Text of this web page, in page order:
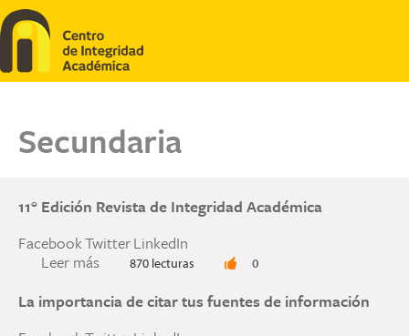
Pasar al contenido principal
Secundaria
11° Edición Revista de Integridad Académica
FacebookTwitterLinkedIn
Leer más sobre 11° Edición Revista de Integridad
870 lecturas 0
La importancia de citar tus fuentes de información